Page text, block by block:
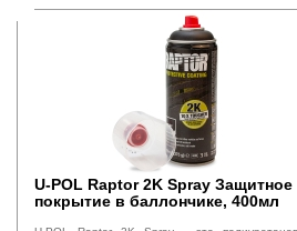
U-POL Raptor 2K Spray Защитное
покрытие в баллончике, 400мл